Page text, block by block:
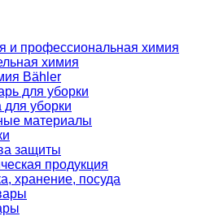
и профессиональная химия
химия
Bähler
для уборки
для уборки
материалы
защиты
продукция
хранение, посуда